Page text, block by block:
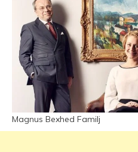
Magnus Bexhed Familj